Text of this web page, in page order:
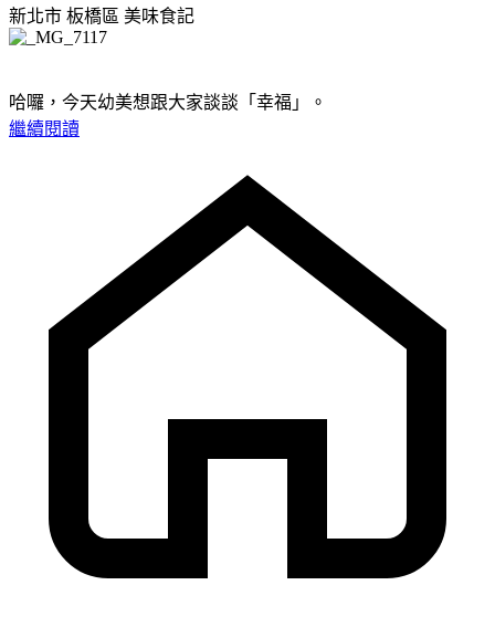
新北市 板橋區 美味食記
哈囉，今天幼美想跟大家談談「幸福」。
繼續閱讀